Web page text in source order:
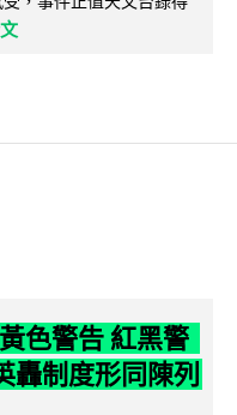
色警告 紅黑警
轟制度形同陳列